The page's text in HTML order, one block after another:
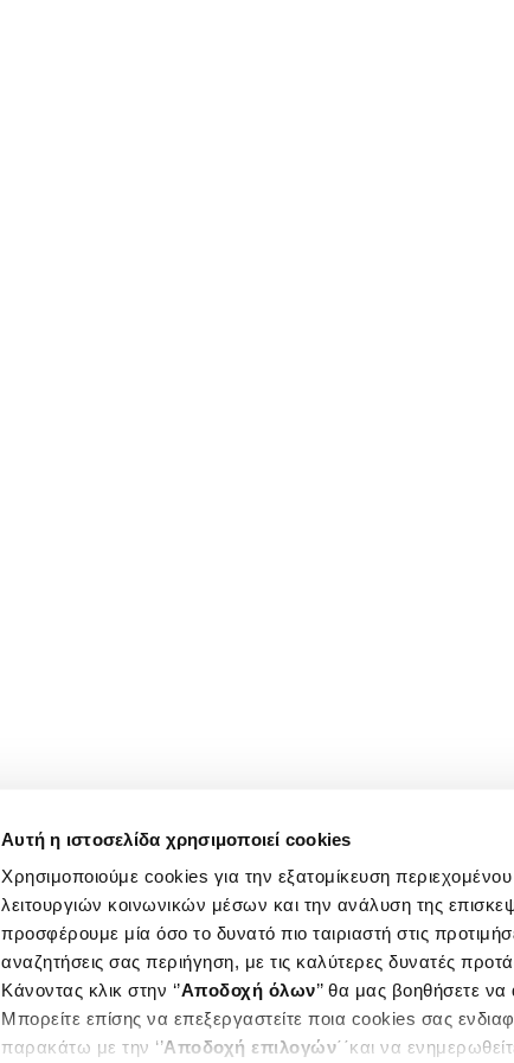
Αυτή η ιστοσελίδα χρησιμοποιεί cookies
Χρησιμοποιούμε cookies για την εξατομίκευση
λειτουργιών κοινωνικών μέσων και την ανάλυση της
προσφέρουμε μία όσο το δυνατό πιο ταιριαστή στις
αναζητήσεις σας περιήγηση, με τις καλύτερες δυνατές
Κάνοντας κλικ στην ‘’Αποδοχή όλων’’ θα μας βοηθήσετε
Μπορείτε επίσης να επεξεργαστείτε ποια cookies σας
παρακάτω με την ‘’Αποδοχή επιλογών΄΄και να